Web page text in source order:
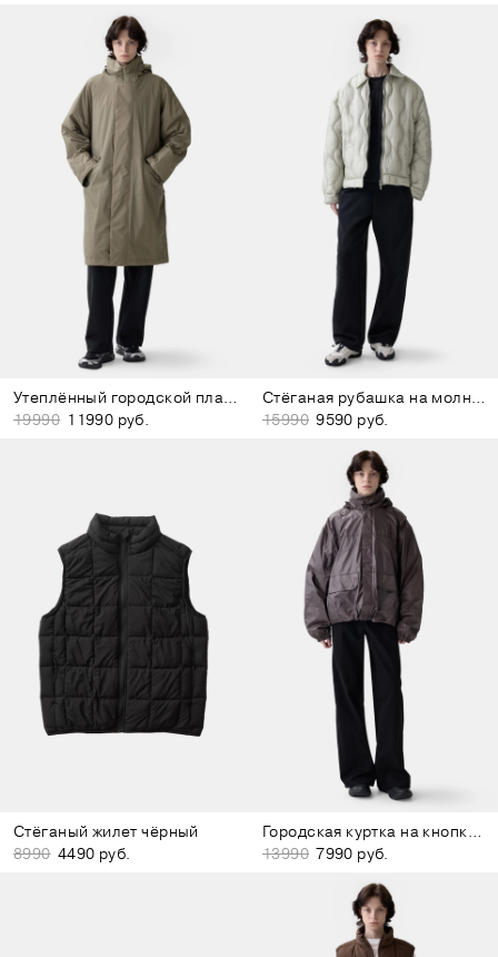
Утеплённый городской плащ оливковый
19990 11990 руб.
Стёганая рубашка на молнии светло-зелёная
15990 9590 руб.
Стёганый жилет чёрный
8990 4490 руб.
Городская куртка на кнопках коричневая
13990 7990 руб.